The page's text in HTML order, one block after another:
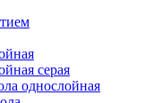
серая
однослойная